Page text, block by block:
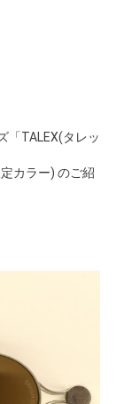
「TALEX(タレッ
カラー) のご紹